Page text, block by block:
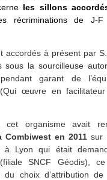
les sillons
récriminations de J-F
accordés à présent par
sous la sourcilleuse
garant de
(Qui œuvre en
cet organisme avait
Combiwest en 2011 sur
à Lyon qui était
SNCF Géodis),
du choix d’attribution